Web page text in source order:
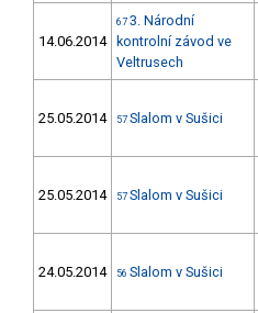
14.06.2014
67 3. Národní
kontrolní závod ve
Veltrusech
25.05.2014 57 Slalom v Sušici
25.05.2014 57 Slalom v Sušici
24.05.2014 56 Slalom v Sušici